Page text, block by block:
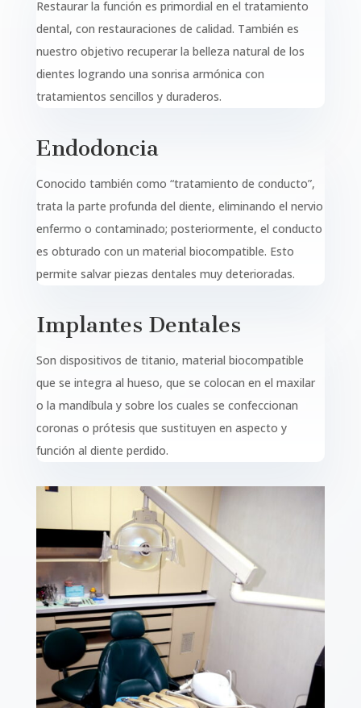
Restaurar la función es primordial en el tratamiento
dental, con restauraciones de calidad. También es
nuestro objetivo recuperar la belleza natural de los
dientes logrando una sonrisa armónica con
tratamientos sencillos y duraderos.
Endodoncia
Conocido también como “tratamiento de conducto”,
trata la parte profunda del diente, eliminando el nervio
enfermo o contaminado; posteriormente, el conducto
es obturado con un material biocompatible. Esto
permite salvar piezas dentales muy deterioradas.
Implantes Dentales
Son dispositivos de titanio, material biocompatible
que se integra al hueso, que se colocan en el maxilar
o la mandíbula y sobre los cuales se confeccionan
coronas o prótesis que sustituyen en aspecto y
función al diente perdido.